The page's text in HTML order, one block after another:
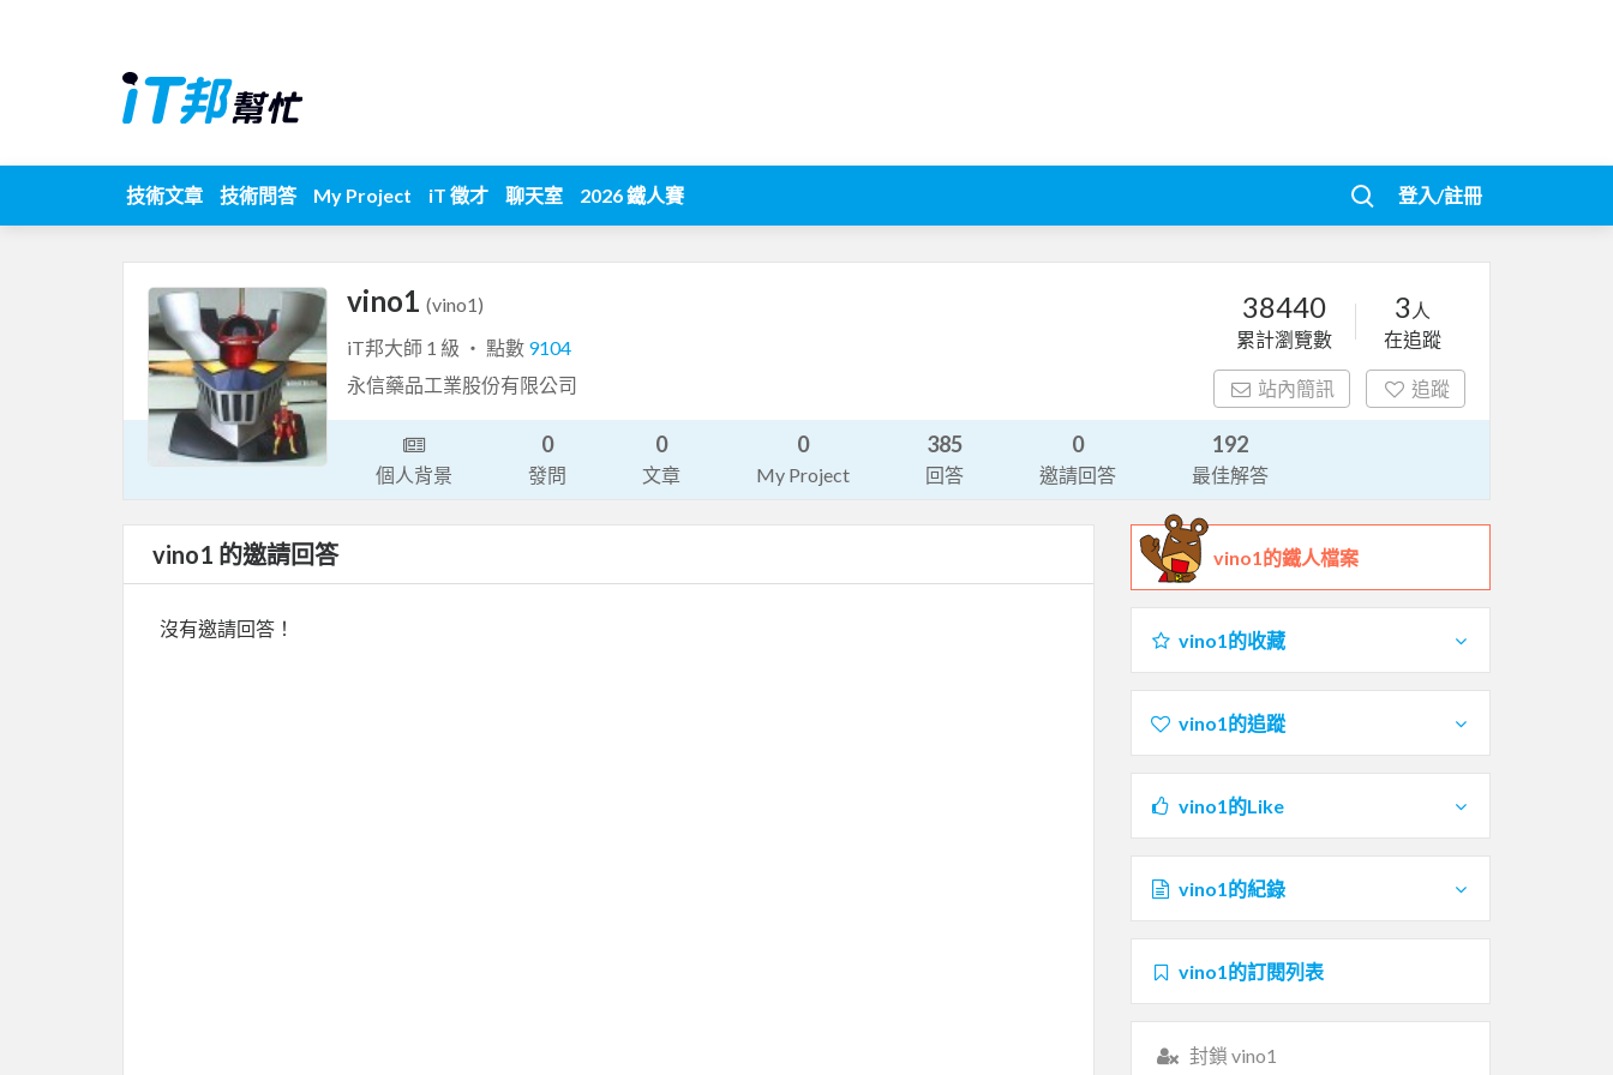
技術文章 技術問答 My Project iT 徵才 聊天室 2026 鐵人賽 登入/註冊
vino1 (vino1)
iT邦大師 1 級 ‧ 點數 9104
永信藥品工業股份有限公司
38440
累計瀏覽數
3 人
在追蹤
站內簡訊 追蹤
個人背景
0
發問
0
文章
0
My Project
385
回答
0
邀請回答
192
最佳解答
vino1 的邀請回答
沒有邀請回答！
vino1的鐵人檔案
vino1的收藏
vino1的追蹤
vino1的Like
vino1的紀錄
vino1的訂閱列表
封鎖 vino1